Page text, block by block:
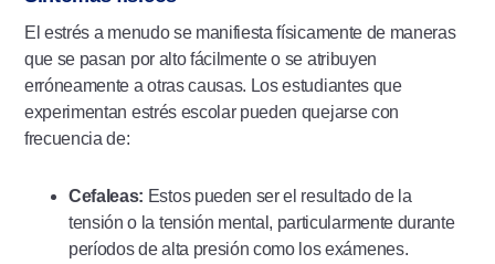
El estrés a menudo se manifiesta físicamente de maneras
que se pasan por alto fácilmente o se atribuyen
erróneamente a otras causas. Los estudiantes que
experimentan estrés escolar pueden quejarse con
frecuencia de:
Cefaleas: Estos pueden ser el resultado de la
tensión o la tensión mental, particularmente durante
períodos de alta presión como los exámenes.